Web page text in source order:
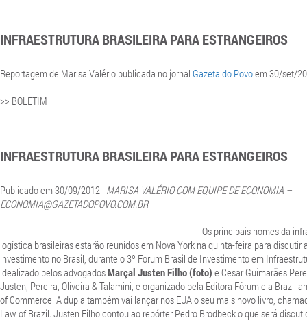
INFRAESTRUTURA BRASILEIRA PARA ESTRANGEIROS
Reportagem de Marisa Valério publicada no jornal Gazeta do Povoem 30/set/
>> BOLETIM
INFRAESTRUTURA BRASILEIRA PARA ESTRANGEIROS
Publicado em 30/09/2012 | MARISA VALÉRIO COM EQUIPE DE ECONOMIA –
ECONOMIA@GAZETADOPOVO.COM.BR
Os principais nomes da
logística brasileiras estarão reunidos em Nova York na quinta-feira para discutir
investimento no Brasil, durante o 3º Forum Brasil de Investimento em
idealizado pelos advogadosMarçal Justen Filho (foto) e Cesar Guimarães
Justen, Pereira, Oliveira & Talamini, e organizado pela Editora Fórum e a
of Commerce. A dupla também vai lançar nos EUA o seu mais novo livro,
Law of Brazil. Justen Filho contou ao repórter Pedro Brodbeck o que será